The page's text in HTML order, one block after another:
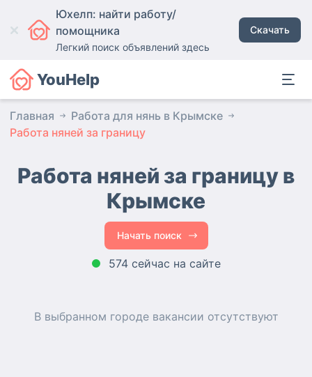
Юхелп: найти работу/
помощника
Легкий поиск объявлений здесь
Скачать
YouHelp
Главная
Работа для нянь в Крымске
Работа няней за границу
Работа няней за границу в
Крымске
Начать поиск
574 сейчас на сайте
В выбранном городе вакансии отсутствуют